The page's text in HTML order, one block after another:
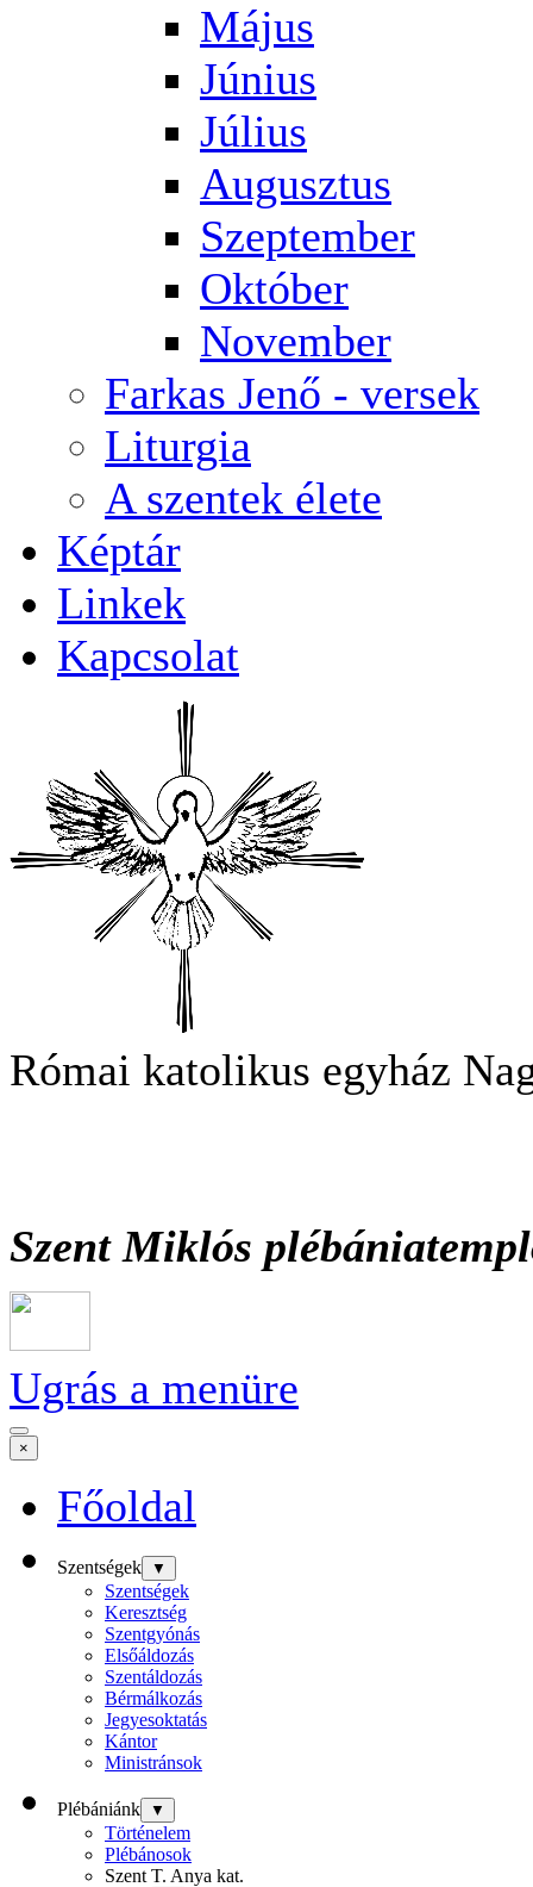
Május
Június
Július
Augusztus
Szeptember
Október
November
Farkas Jenő - versek
Liturgia
A szentek élete
Képtár
Linkek
Kapcsolat
Római katolikus egyház
Szent Miklós
Ugrás a menüre
×
Főoldal
Szentségek ▼
Szentségek
Keresztség
Szentgyónás
Elsőáldozás
Szentáldozás
Bérmálkozás
Jegyesoktatás
Kántor
Ministránsok
Plébániánk ▼
Történelem
Plébánosok
Szent T. Anya kat.